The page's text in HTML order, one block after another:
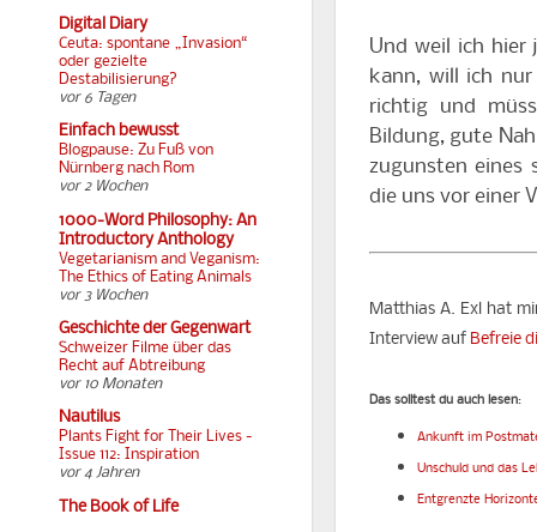
Und weil ich hier
kann, will ich
richtig und
Bildung, gute
zugunsten eines
die uns vor einer
Matthias A. Exl hat
Interview auf Befreie
Das solltest du auch lesen:
Ankunft im
Unschuld und das
Entgrenzte
Digital Diary
Ceuta: spontane „Invasion“
oder gezielte
Destabilisierung?
vor 6 Tagen
Einfach bewusst
Blogpause: Zu Fuß von
Nürnberg nach Rom
vor 2 Wochen
1000-Word Philosophy: An
Introductory Anthology
Vegetarianism and Veganism:
The Ethics of Eating Animals
vor 3 Wochen
Geschichte der Gegenwart
Schweizer Filme über das
Recht auf Abtreibung
vor 10 Monaten
Nautilus
Plants Fight for Their Lives -
Issue 112: Inspiration
vor 4 Jahren
The Book of Life